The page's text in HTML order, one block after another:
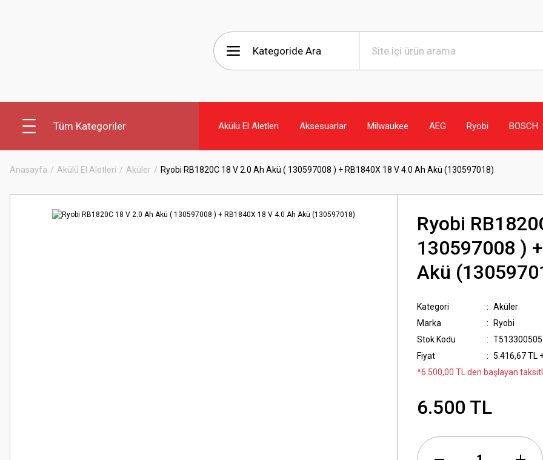
Tüm Kategoriler Akülü El Aletleri Aksesuarlar Milwaukee AEG Ryobi BOSCH
Anasayfa Akülü El Aletleri Aküler Ryobi RB1820C 18 V 2.0 Ah Akü ( 130597008 ) + RB1840X 18 V 4.0 Ah Akü (130597018)
Ryobi
130597008 )
Akü
Kategori
Aküler
Marka
Ryobi
Stok Kodu
Fiyat
5.416,67 TL
*6.500,00 TL den başlayan
6.500 TL